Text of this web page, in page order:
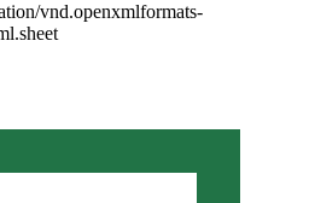
vnd.openxmlformats-